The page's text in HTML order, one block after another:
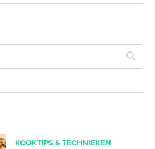
KOOKTIPS & TECHNIEKEN